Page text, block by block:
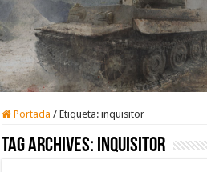
Portada / Etiqueta:inquisitor
Tag Archives: inquisitor